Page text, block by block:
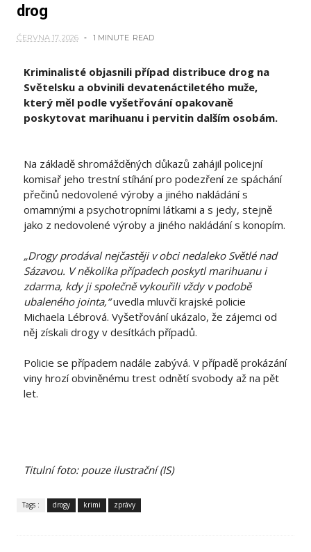
drog
ČERVNA 17, 2026 1 MINUTE READ
Kriminalisté objasnili případ distribuce drog na
Světelsku a obvinili devatenáctiletého muže,
který měl podle vyšetřování opakovaně
poskytovat marihuanu i pervitin dalším osobám.
Na základě shromážděných důkazů zahájil policejní
komisař jeho trestní stíhání pro podezření ze spáchání
přečinů nedovolené výroby a jiného nakládání s
omamnými a psychotropními látkami a s jedy, stejně
jako z nedovolené výroby a jiného nakládání s konopím.
„Drogy prodával nejčastěji v obci nedaleko Světlé nad
Sázavou. V několika případech poskytl marihuanu i
zdarma, kdy ji společně vykouřili vždy v podobě
ubaleného jointa,“uvedla mluvčí krajské policie
Michaela Lébrová. Vyšetřování ukázalo, že zájemci od
něj získali drogy v desítkách případů.
Policie se případem nadále zabývá. V případě prokázání
viny hrozí obviněnému trest odnětí svobody až na pět
let.
Titulní foto: pouze ilustrační (IS)
Tags : drogy krimi zprávy